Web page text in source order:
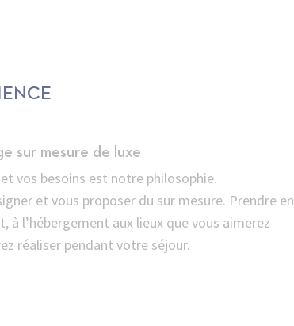
sur mesure de luxe
vos besoins est notre philosophie.
et vous proposer du sur mesure. Prendre en
l’hébergement aux lieux que vous aimerez
réaliser pendant votre séjour.